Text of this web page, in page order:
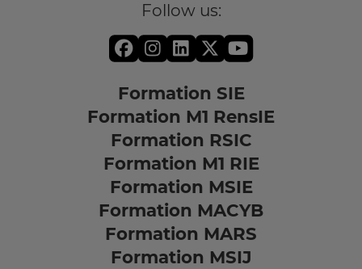
Follow us:
Formation SIE
Formation M1 RensIE
Formation RSIC
Formation M1 RIE
Formation MSIE
Formation MACYB
Formation MARS
Formation MSIJ